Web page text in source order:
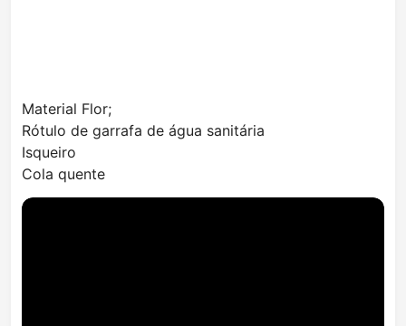
Material Flor;
Rótulo de garrafa de água sanitária
Isqueiro
Cola quente